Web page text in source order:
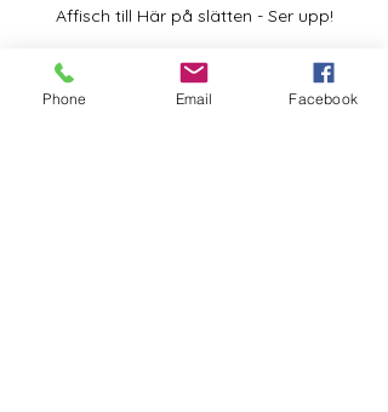
Affisch till Här på slätten - Ser upp!
Phone Email Facebook